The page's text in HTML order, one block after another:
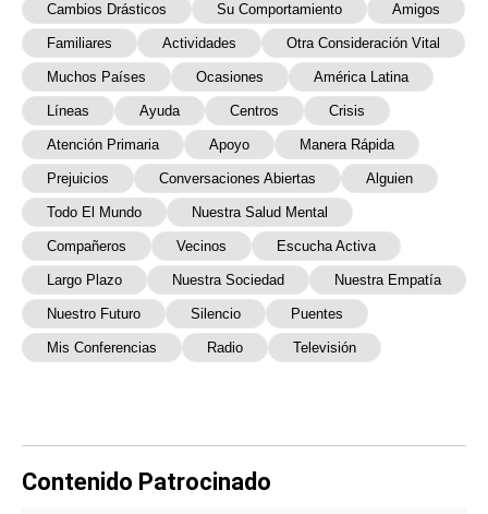
Cambios Drásticos Su Comportamiento Amigos
Familiares Actividades Otra Consideración Vital
Muchos Países Ocasiones América Latina
Líneas Ayuda Centros Crisis
Atención Primaria Apoyo Manera Rápida
Prejuicios Conversaciones Abiertas Alguien
Todo El Mundo Nuestra Salud Mental
Compañeros Vecinos Escucha Activa
Largo Plazo Nuestra Sociedad Nuestra Empatía
Nuestro Futuro Silencio Puentes
Mis Conferencias Radio Televisión
Contenido Patrocinado